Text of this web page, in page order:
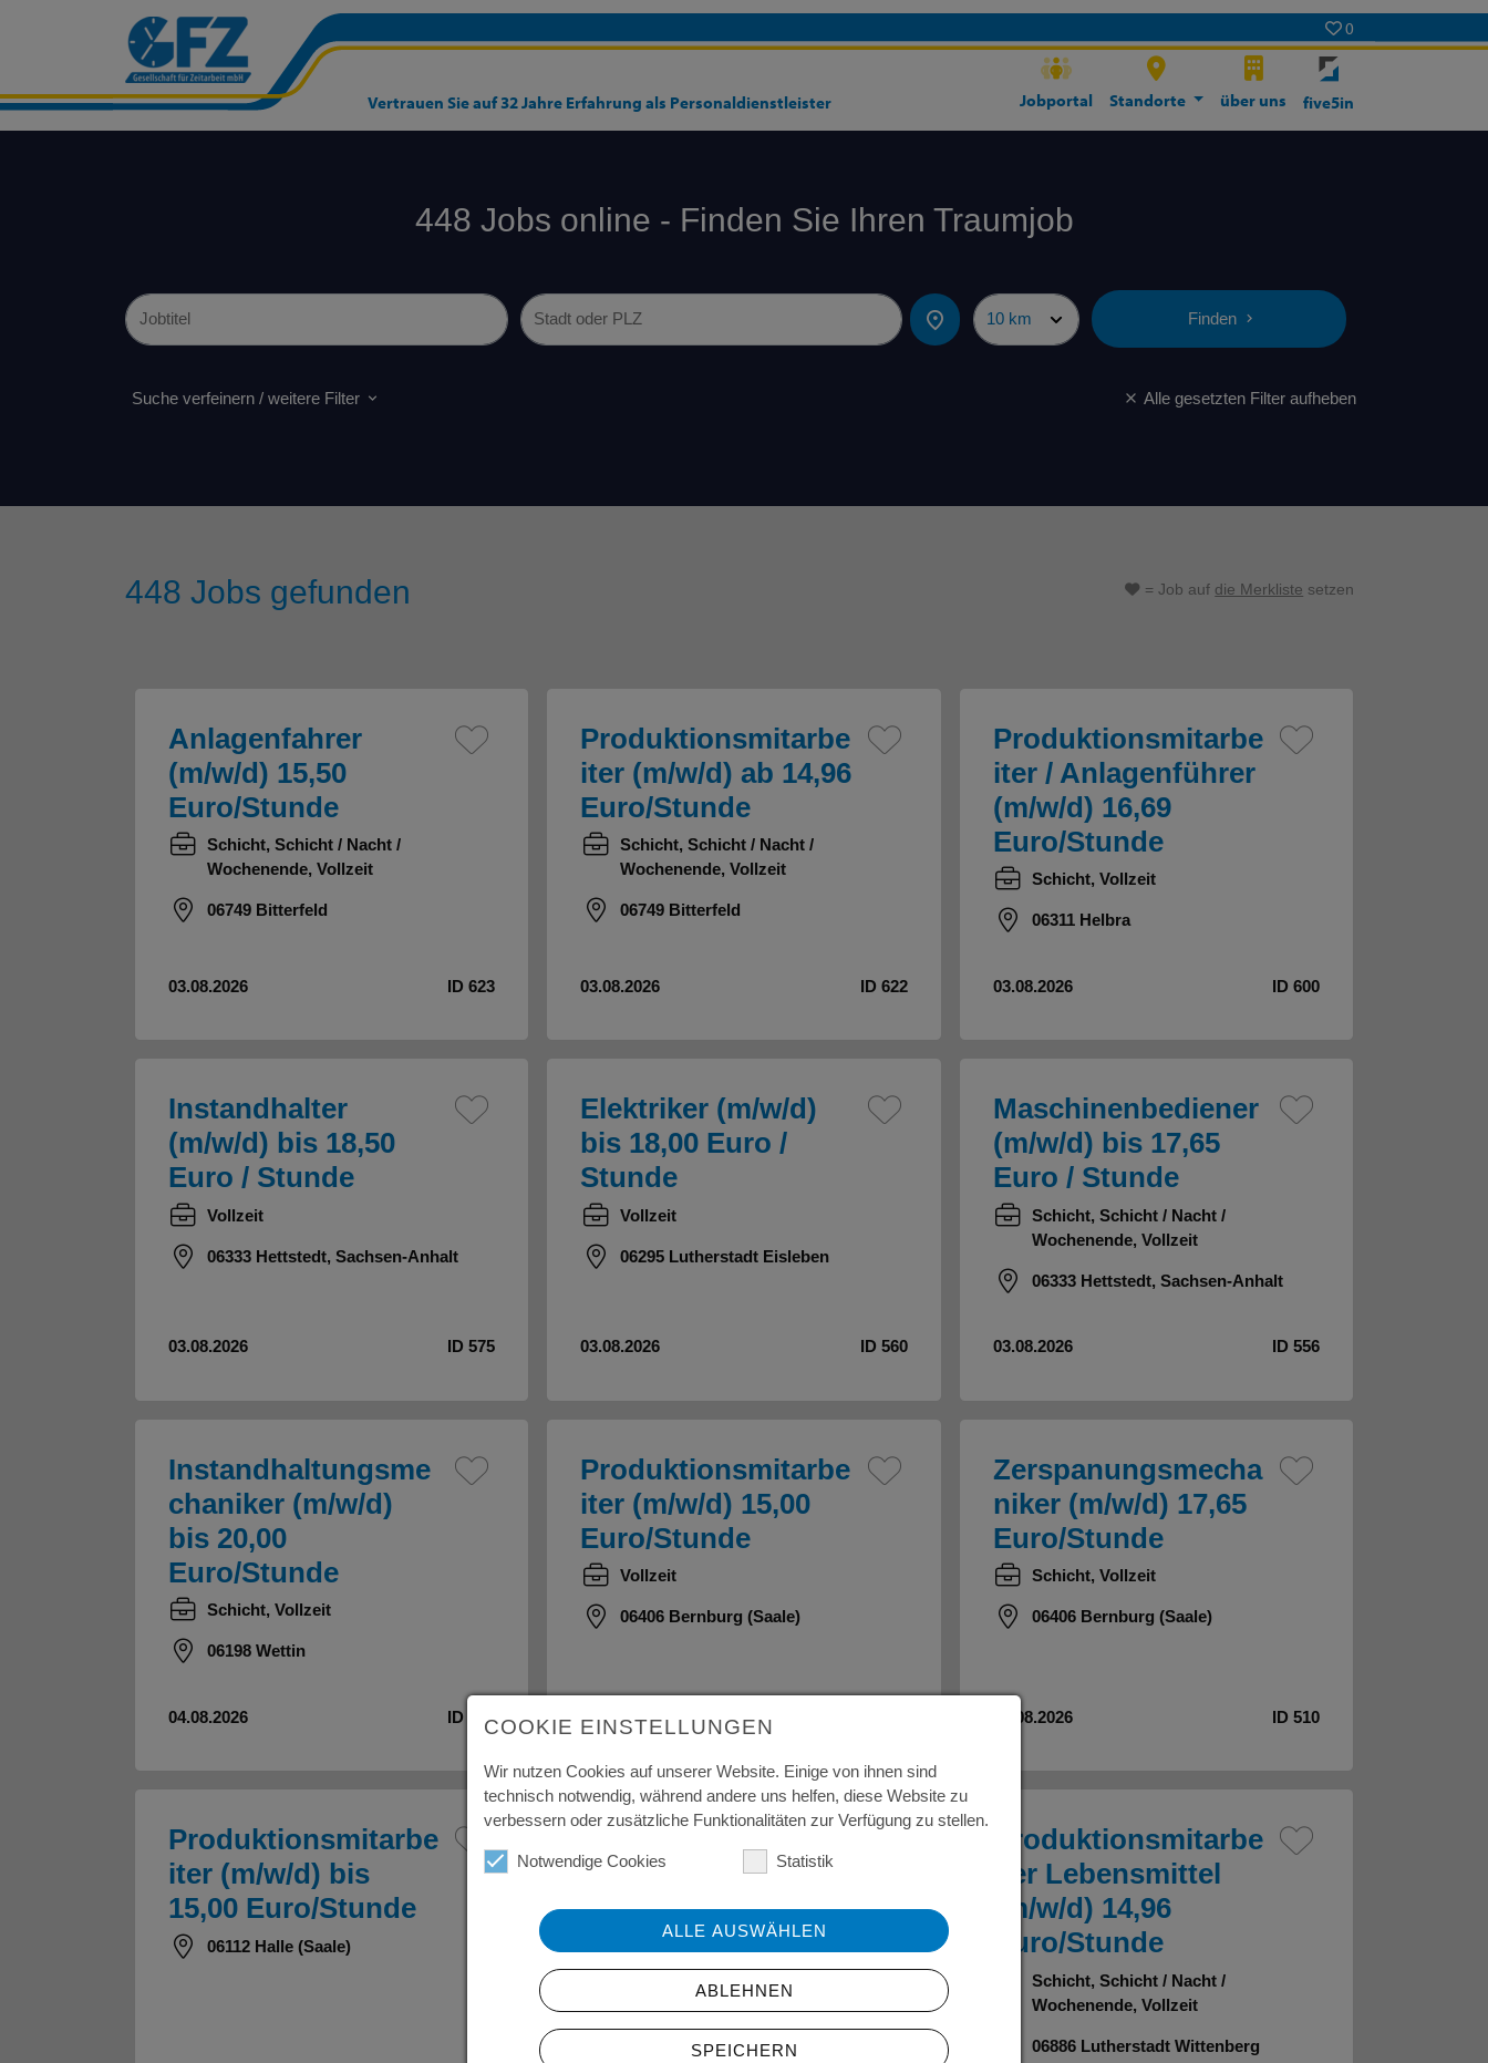
0
Vertrauen Sie auf 32 Jahre Erfahrung als Personaldienstleister Jobportal Standorte über uns five5in
448 Jobs online - Finden Sie Ihren Traumjob
Finden
Suche verfeinern / weitere Filter Alle gesetzten Filter aufheben
448 Jobs gefunden = Job auf die Merkliste setzen
Anlagenfahrer
(m/w/d) 15,50
Euro/Stunde
Schicht, Schicht / Nacht /
Wochenende, Vollzeit
06749 Bitterfeld
03.08.2026 ID 623
Produktionsmitarbe
iter (m/w/d) ab 14,96
Euro/Stunde
Schicht, Schicht / Nacht /
Wochenende, Vollzeit
06749 Bitterfeld
03.08.2026 ID 622
Produktionsmitarbe
iter / Anlagenführer
(m/w/d) 16,69
Euro/Stunde
Schicht, Vollzeit
06311 Helbra
03.08.2026 ID 600
Instandhalter
(m/w/d) bis 18,50
Euro / Stunde
Vollzeit
06333 Hettstedt, Sachsen-Anhalt
03.08.2026 ID 575
Elektriker (m/w/d)
bis 18,00 Euro /
Stunde
Vollzeit
06295 Lutherstadt Eisleben
03.08.2026 ID 560
Maschinenbediener
(m/w/d) bis 17,65
Euro / Stunde
Schicht, Schicht / Nacht /
Wochenende, Vollzeit
06333 Hettstedt, Sachsen-Anhalt
03.08.2026 ID 556
Instandhaltungsme
chaniker (m/w/d)
bis 20,00
Euro/Stunde
Schicht, Vollzeit
06198 Wettin
04.08.2026 ID 531
Produktionsmitarbe
iter (m/w/d) 15,00
Euro/Stunde
Vollzeit
06406 Bernburg (Saale)
04.08.2026
Zerspanungsmecha
niker (m/w/d) 17,65
Euro/Stunde
Schicht, Vollzeit
06406 Bernburg (Saale)
04.08.2026 ID 510
Produktionsmitarbe
iter (m/w/d) bis
15,00 Euro/Stunde
06112 Halle (Saale)
Lebensmittelherstel
lung (m/w/d) 14,96
Euro/Stunde
Schicht, Schicht / Nacht /
06842 Dessau, Anhalt
Produktionsmitarbe
iter Lebensmittel
(m/w/d) 14,96
Euro/Stunde
Schicht, Schicht / Nacht /
Wochenende, Vollzeit
06886 Lutherstadt Wittenberg
COOKIE EINSTELLUNGEN
Wir nutzen Cookies auf unserer Website. Einige von ihnen sind
technisch notwendig, während andere uns helfen, diese Website zu
verbessern oder zusätzliche Funktionalitäten zur Verfügung zu stellen.
Notwendige Cookies Statistik
ALLE AUSWÄHLEN
ABLEHNEN
SPEICHERN